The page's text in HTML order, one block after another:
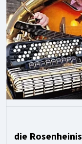
die Rosenheinis